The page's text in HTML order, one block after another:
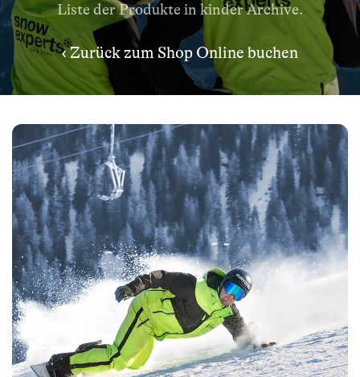
Liste der Produkte in kinder Archive.
‹ Zurück zum Shop Online buchen